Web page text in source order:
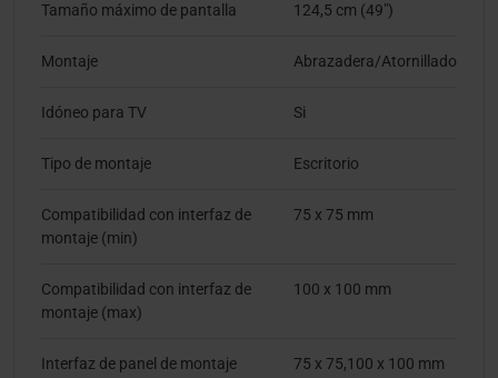
Tamaño máximo de pantalla 124,5 cm (49")
Montaje Abrazadera/Atornillado
Idóneo para TV Si
Tipo de montaje Escritorio
Compatibilidad con interfaz de
montaje (min)
75 x 75 mm
Compatibilidad con interfaz de
montaje (max)
100 x 100 mm
Interfaz de panel de montaje 75 x 75,100 x 100 mm